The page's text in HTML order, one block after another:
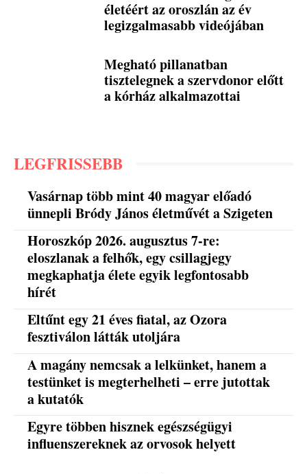
életéért az oroszlán az év
legizgalmasabb videójában
Megható pillanatban
tisztelegnek a szervdonor előtt
a kórház alkalmazottai
LEGFRISSEBB
Vasárnap több mint 40 magyar előadó
ünnepli Bródy János életművét a Szigeten
Horoszkóp 2026. augusztus 7-re:
eloszlanak a felhők, egy csillagjegy
megkaphatja élete egyik legfontosabb
hírét
Eltűnt egy 21 éves fiatal, az Ozora
fesztiválon látták utoljára
A magány nemcsak a lelkünket, hanem a
testünket is megterhelheti – erre jutottak
a kutatók
Egyre többen hisznek egészségügyi
influenszereknek az orvosok helyett